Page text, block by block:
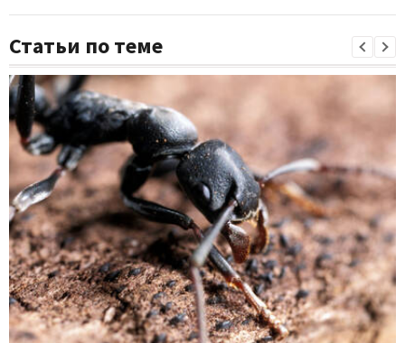
Статьи по теме